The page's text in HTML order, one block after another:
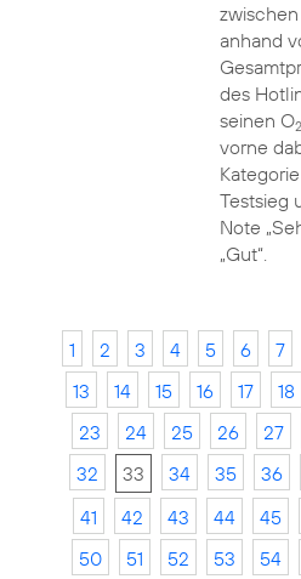
anhand
des
seinen O2
vorne
Testsieg
Note
„Gut“.
1 2 3 4 5 6 7
13
14 15 16 17 18
23
24 25 26 27
32
33 34 35 36
41
42 43 44 45
50
51 52 53 54